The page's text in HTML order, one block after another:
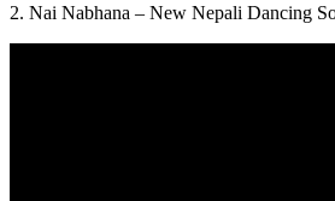
2. Nai Nabhana – New Nepali Dancing